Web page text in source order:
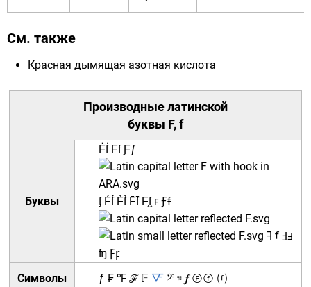
См. также
Красная дымящая азотная кислота
Производные латинской
буквы F, f
Буквы
Ḟḟ F̣f̣ Ƒƒ
ᶂ F́f́ F̀f̀ F̄f̄ F̧f̧ ꜰ Ꞙꞙ
ꟻ ꬵ Ⅎⅎ
ʩ Ꝼꝼ
Символы
ƒ ₣ ℉ ℱ 𝔽 🜅 𝄢 𝇑 𝆑 Ⓕⓕ ⒡